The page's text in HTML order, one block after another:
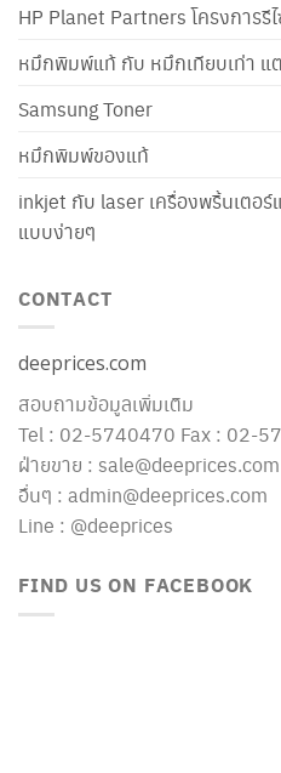
HP Planet Partners โครงการรี
หมึกพิมพ์แท้ กับ หมึกเทียบเท่า แ
Samsung Toner
หมึกพิมพ์ของแท้
inkjet กับ laser เครื่องพริ้นเตอร์
แบบง่ายๆ
CONTACT
deeprices.com
สอบถามข้อมูลเพิ่มเติม
Tel : 02-5740470 Fax : 02-
ฝ่ายขาย : sale@deeprices.com
อื่นๆ : admin@deeprices.com
Line : @deeprices
FIND US ON FACEBOOK